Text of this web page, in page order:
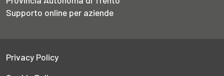
Supporto online per aziende
Privacy Policy